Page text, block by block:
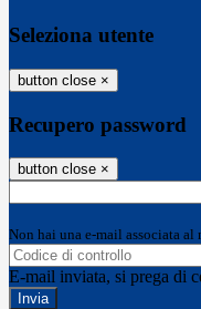
Seleziona utente
button close ×
Recupero password
button close ×
Non hai una e-mail associata
E-mail inviata, si prega di